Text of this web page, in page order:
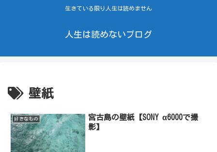
生きている限り人生は読めません
人生は読めないブログ
壁紙
好きなもの
宮古島の壁紙【SONY α6000で撮
影】